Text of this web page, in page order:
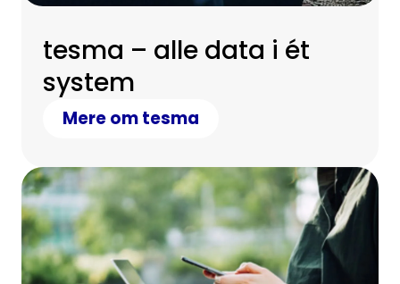
tesma – alle data i ét
system
Mere om tesma